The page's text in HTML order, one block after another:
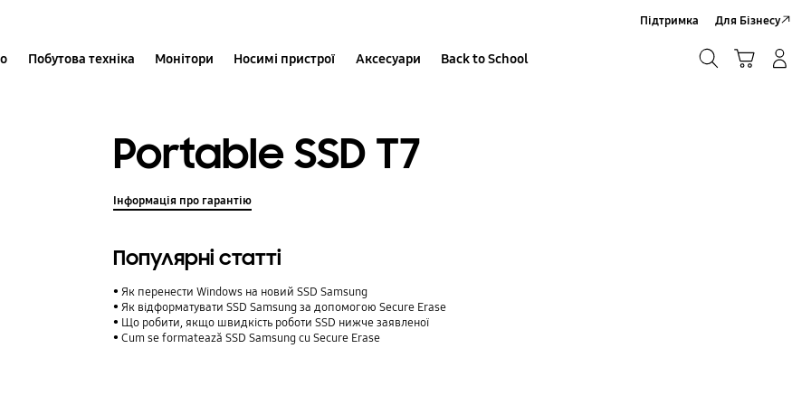
Побутова техніка Монітори Носимі пристрої Аксесуари Back to School
Підтримка Для Бізнесу
Portable SSD T7
Інформація про гарантію
Популярні статті
Як перенести Windows на новий SSD Samsung
Як відформатувати SSD Samsung за допомогою Secure Erase
Що робити, якщо швидкість роботи SSD нижче заявленої
Cum se formatează SSD Samsung cu Secure Erase